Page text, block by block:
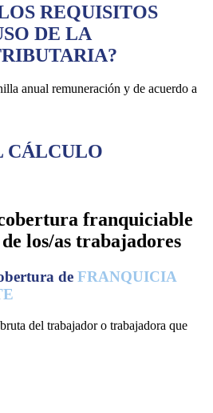
REQUISITOS
DE LA
anual remuneración y de acuerdo a
CÁLCULO
franquiciable
de los/as trabajadores
de FRANQUICIA
del trabajador o trabajadora que